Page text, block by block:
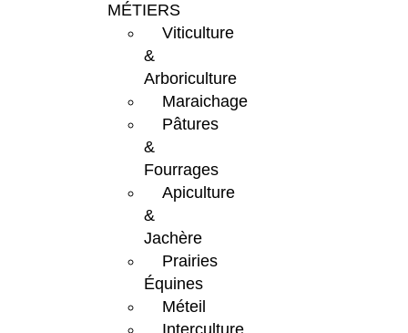
MÉTIERS
Viticulture
&
Arboriculture
Maraichage
Pâtures
&
Fourrages
Apiculture
&
Jachère
Prairies
Équines
Méteil
Interculture